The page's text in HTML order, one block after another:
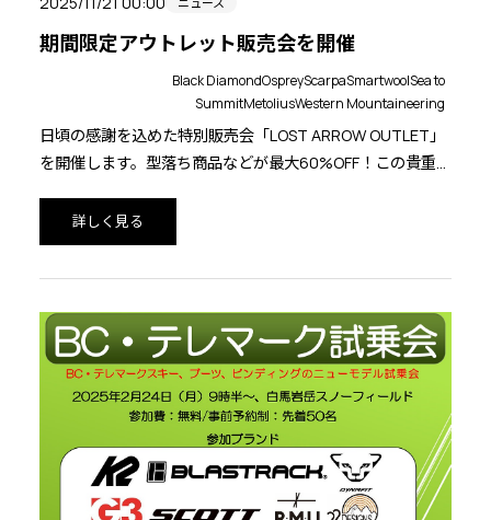
期間限定アウトレット販売会を開催
Black DiamondOspreyScarpaSmartwoolSea to
SummitMetoliusWestern Mountaineering
日頃の感謝を込めた特別販売会「LOST ARROW OUTLET」
を開催します。型落ち商品などが最大60%OFF！この貴重な
ております。
お買い上げの方には、購入品ブランドのステッカーをプレ
詳しく見る